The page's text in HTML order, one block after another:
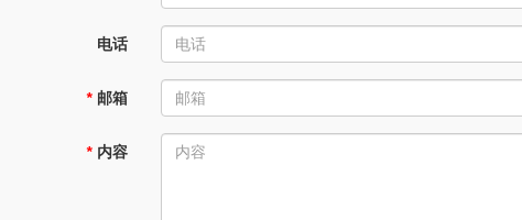
电话
* 邮箱
* 内容